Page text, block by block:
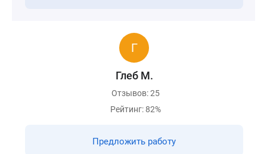
Глеб М.
Отзывов: 25
Рейтинг: 82%
Предложить работу